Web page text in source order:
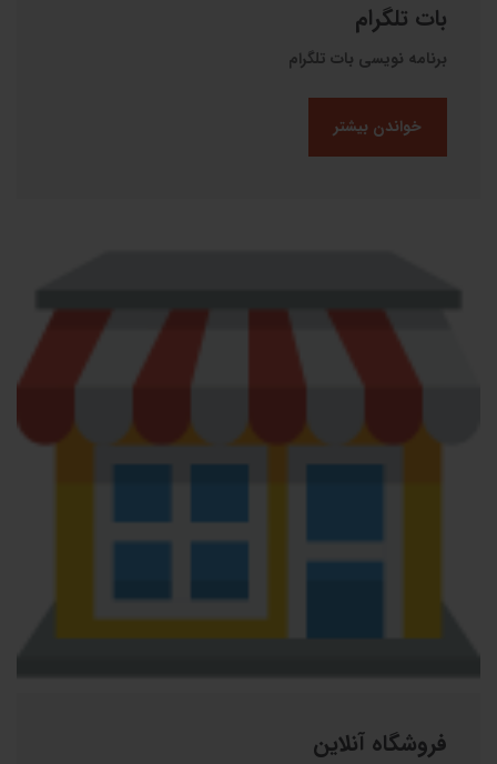
بات تلگرام
برنامه نویسی بات تلگرام
خواندن بیشتر
فروشگاه آنلاین